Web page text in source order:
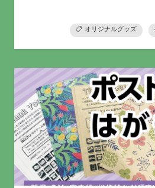
オリジナルグッズ